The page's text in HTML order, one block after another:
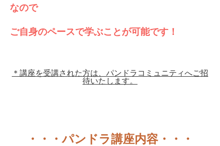
なので
ご自身のペースで学ぶことが可能です！
＊講座を受講された方は、パンドラコミュニティへご招
待いたします。
・・・パンドラ講座内容・・・